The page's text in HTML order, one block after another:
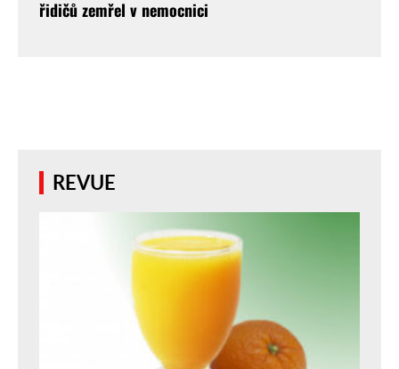
řidičů zemřel v nemocnici
REVUE